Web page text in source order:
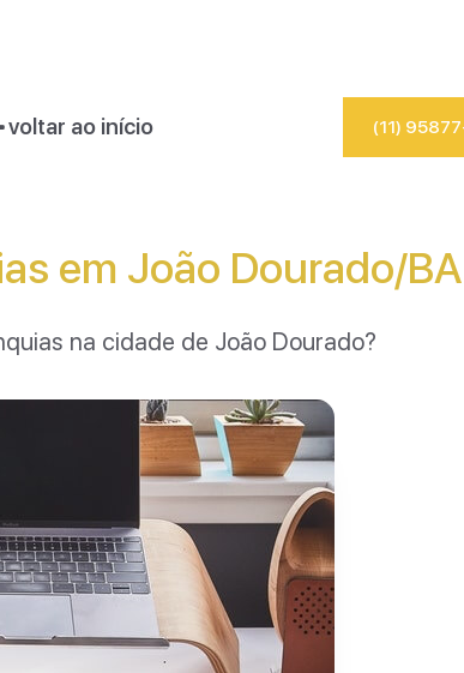
voltar ao início (11)
em João Dourado/BA
na cidade de João Dourado?